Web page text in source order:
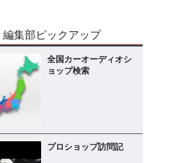
編集部ピックアップ
全国カーオーディオシ
ョップ検索
プロショップ訪問記